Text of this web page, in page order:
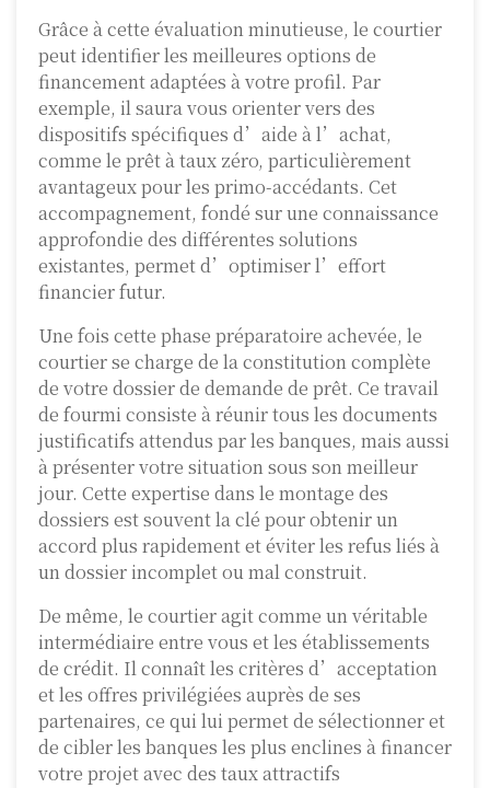
Grâce à cette évaluation minutieuse, le courtier
peut identifier les meilleures options de
financement adaptées à votre profil. Par
exemple, il saura vous orienter vers des
dispositifs spécifiques d’aide à l’achat,
comme le prêt à taux zéro, particulièrement
avantageux pour les primo-accédants. Cet
accompagnement, fondé sur une connaissance
approfondie des différentes solutions
existantes, permet d’optimiser l’effort
financier futur.
Une fois cette phase préparatoire achevée, le
courtier se charge de la constitution complète
de votre dossier de demande de prêt. Ce travail
de fourmi consiste à réunir tous les documents
justificatifs attendus par les banques, mais aussi
à présenter votre situation sous son meilleur
jour. Cette expertise dans le montage des
dossiers est souvent la clé pour obtenir un
accord plus rapidement et éviter les refus liés à
un dossier incomplet ou mal construit.
De même, le courtier agit comme un véritable
intermédiaire entre vous et les établissements
de crédit. Il connaît les critères d’acceptation
et les offres privilégiées auprès de ses
partenaires, ce qui lui permet de sélectionner et
de cibler les banques les plus enclines à financer
votre projet avec des taux attractifs